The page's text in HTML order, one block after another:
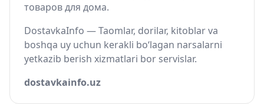
товаров для дома.
DostavkaInfo — Taomlar, dorilar, kitoblar va
boshqa uy uchun kerakli bo‘lagan narsalarni
yetkazib berish xizmatlari bor servislar.
dostavkainfo.uz